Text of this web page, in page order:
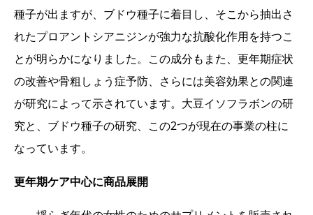
種子が出ますが、ブドウ種子に着目し、そこから抽出さ
れたプロアントシアニジンが強力な抗酸化作用を持つこ
とが明らかになりました。この成分もまた、更年期症状
の改善や骨粗しょう症予防、さらには美容効果との関連
が研究によって示されています。大豆イソフラボンの研
究と、ブドウ種子の研究、この2つが現在の事業の柱に
なっています。
更年期ケア中心に商品展開